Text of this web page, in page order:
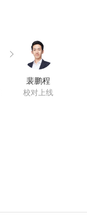
裴鹏程
校对上线